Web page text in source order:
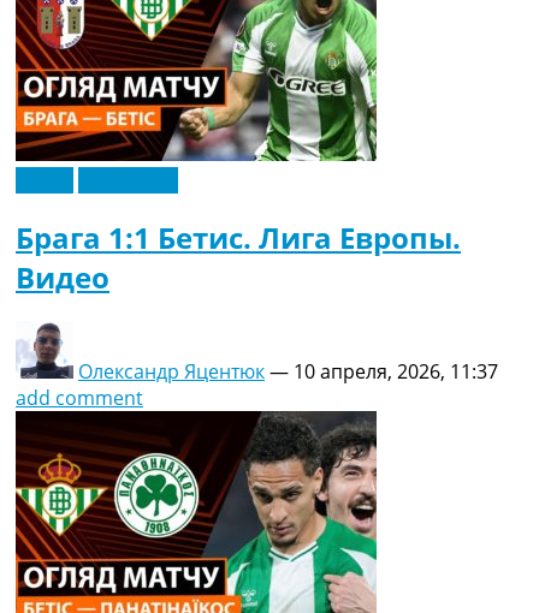
Брага 1:1 Бетис. Лига Европы.
Видео
Олександр Яцентюк— 10 апреля, 2026, 11:37
add comment